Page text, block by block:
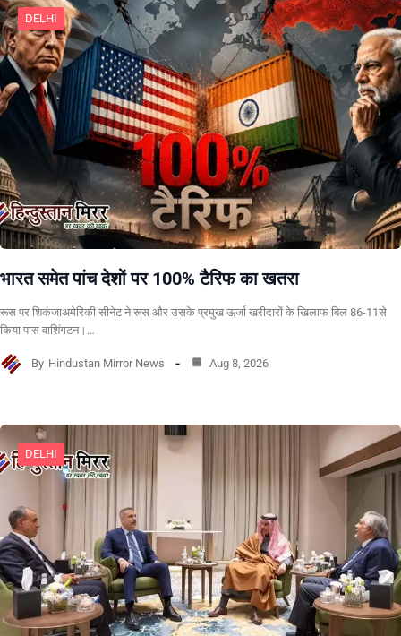
DELHI
भारत समेत पांच देशों पर 100% टैरिफ का खतरा
रूस पर शिकंजाअमेरिकी सीनेट ने रूस और उसके प्रमुख ऊर्जा खरीदारों के खिलाफ बिल 86-11से
किया पास वाशिंगटन।…
By Hindustan Mirror News Aug 8, 2026
DELHI